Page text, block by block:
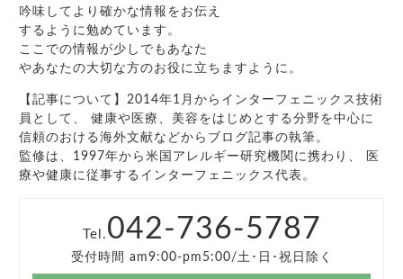
吟味してより確かな情報をお伝え
するように勉めています。
ここでの情報が少しでもあなた
やあなたの大切な方のお役に立ちますように。
【記事について】2014年1月からインターフェニックス技術
員として、 健康や医療、美容をはじめとする分野を中心に
信頼のおける海外文献などからブログ記事の執筆。
監修は、1997年から米国アレルギー研究機関に携わり、 医
療や健康に従事するインターフェニックス代表。
Tel. 042-736-5787
受付時間 am9:00-pm5:00/土･日･祝日除く